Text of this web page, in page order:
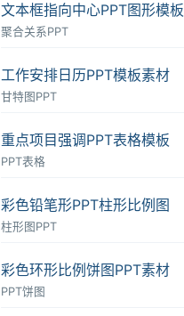
文本框指向中心PPT图形模板
聚合关系PPT
工作安排日历PPT模板素材
甘特图PPT
重点项目强调PPT表格模板
PPT表格
彩色铅笔形PPT柱形比例图
柱形图PPT
彩色环形比例饼图PPT素材
PPT饼图